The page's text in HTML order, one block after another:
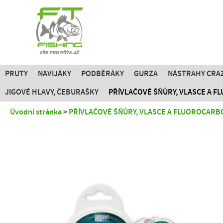
PRUTY NAVIJÁKY PODBĚRÁKY GURZA NÁSTRAHY
JIGOVÉ HLAVY, ČEBURAŠKY PŘÍVLAČOVÉ ŠŇŮRY, VLASCE A
Úvodní stránka PŘÍVLAČOVÉ ŠŇŮRY, VLASCE A